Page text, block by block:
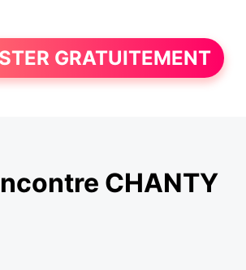
GRATUITEMENT
CHANTY